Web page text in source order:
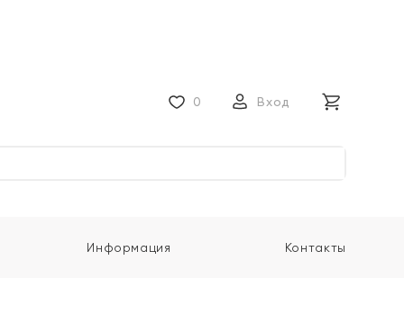
0 Вход
Информация Контакты